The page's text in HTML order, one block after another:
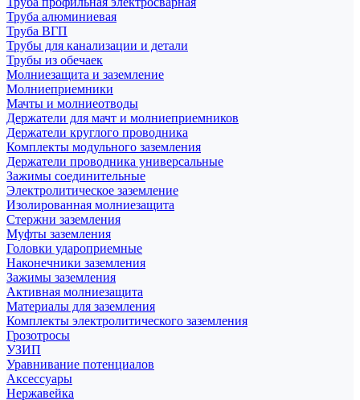
Труба алюминиевая
Труба ВГП
Трубы для канализации и детали
Трубы из обечаек
Молниезащита и заземление
Молниеприемники
Мачты и молниеотводы
Держатели для мачт и молниеприемников
Держатели круглого проводника
Комплекты модульного заземления
Держатели проводника универсальные
Зажимы соединительные
Электролитическое заземление
Изолированная молниезащита
Стержни заземления
Муфты заземления
Головки удароприемные
Наконечники заземления
Зажимы заземления
Активная молниезащита
Материалы для заземления
Комплекты электролитического заземления
Грозотросы
УЗИП
Уравнивание потенциалов
Аксессуары
Нержавейка